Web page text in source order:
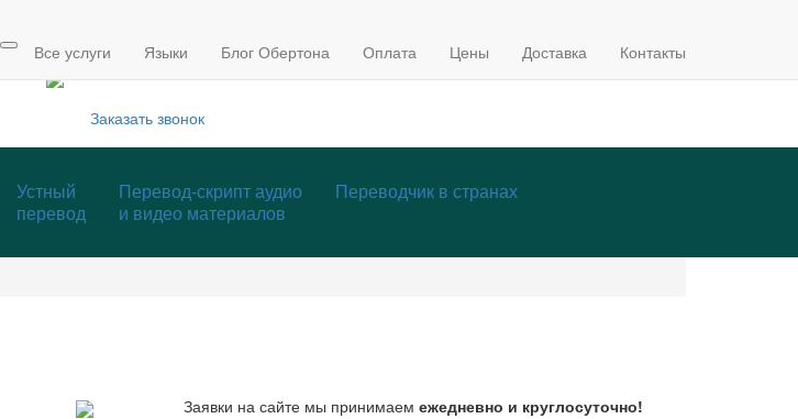
Все услуги Языки Блог Обертона Оплата Цены Доставка Контакты
+7 (495) 795-84-05
Заказать звонок
Устный
перевод
Перевод-скрипт аудио
и видео материалов
Переводчик в странах
Заявки на сайте мы принимаем ежедневно и круглосуточно!